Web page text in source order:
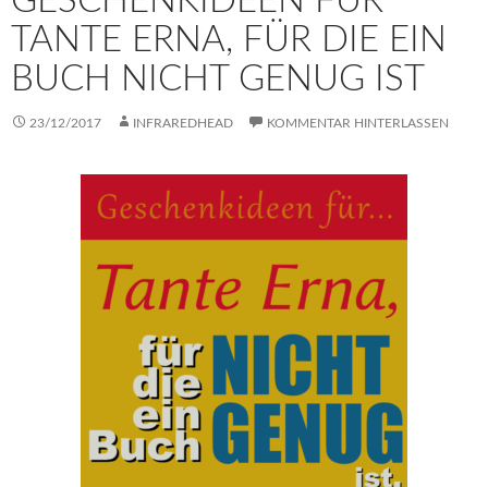
TANTE ERNA, FÜR DIE EIN
BUCH NICHT GENUG IST
23/12/2017 INFRAREDHEAD KOMMENTAR HINTERLASSEN